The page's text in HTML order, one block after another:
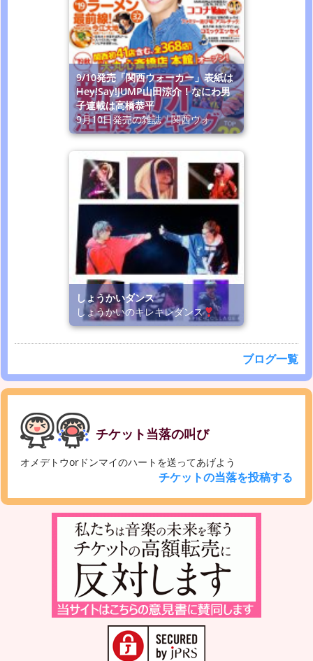
9/10発売「関西ウォーカー」表紙は
Hey!Say!JUMP山田涼介！なにわ男
子連載は高橋恭平
9月10日発売の雑誌「関西ウォ
しょうかいダンス
しょうかいのキレキレダンス
ブログ一覧
チケット当落の叫び
オメデトウorドンマイのハートを送ってあげよう
チケットの当落を投稿する